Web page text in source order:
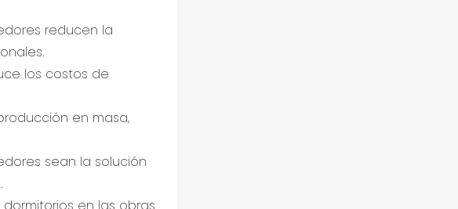
reducen la
los costos de
en masa,
sean la solución